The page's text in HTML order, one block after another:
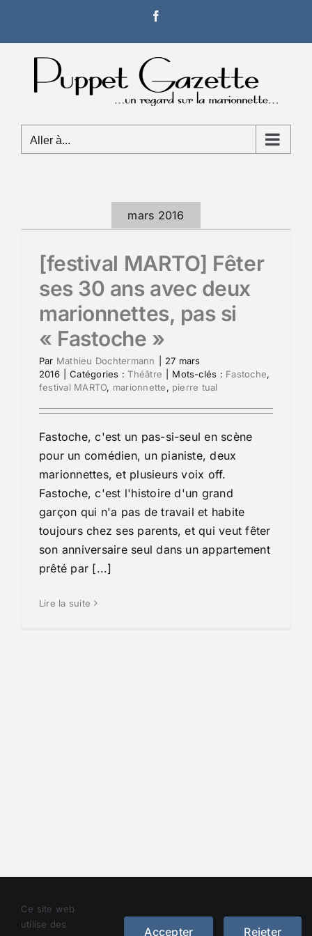
contenu
Aller à...
mars 2016
[festival MARTO] Fêter
ses 30 ans avec deux
marionnettes, pas si
« Fastoche »
Par Mathieu Dochtermann
27 mars
2016
Catégories :Théâtre Mots-clés : Fastoche,
festival MARTO, marionnette, pierre tual
Fastoche, c'est un pas-si-seul en scène
pour un comédien, un pianiste, deux
marionnettes, et plusieurs voix off.
Fastoche, c'est l'histoire d'un grand
garçon qui n'a pas de travail et habite
toujours chez ses parents, et qui veut fêter
son anniversaire seul dans un appartement
prêté par [...]
Lire la suite
Avada| Tous droits réservés | Alimenté par
Ce site web
utilise des
Accepter Rejeter